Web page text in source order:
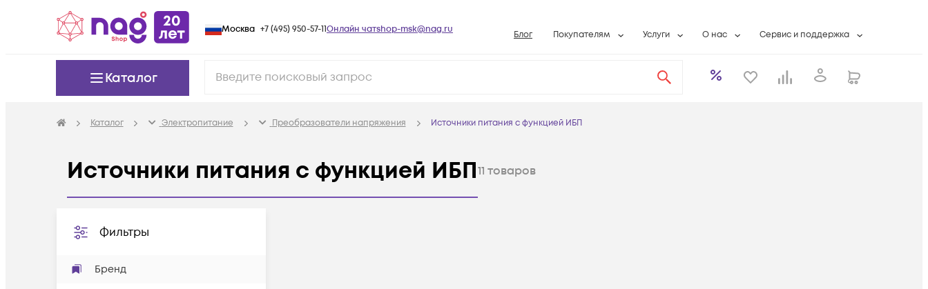
Москва +7 (495) 950-57-11Онлайн чатshop-msk@nag.ru Блог Покупателям Услуги
Системная интеграция
О нас
Контактная информация
Сервис и поддержка
Контакты сервисных центров
Каталог
Каталог Электропитание Преобразователи напряжения Источники питания c функцией ИБП
Источники питания c функцией ИБП11 товаров
Фильтры
Бренд